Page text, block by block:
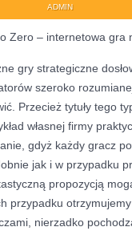
ADMIN
Zero – internetowa gra
gry strategiczne
szeroko
Przecież tytuły tego
własnej firmy
gdyż każdy gracz
jak i w przypadku
propozycją
przypadku
nierzadko